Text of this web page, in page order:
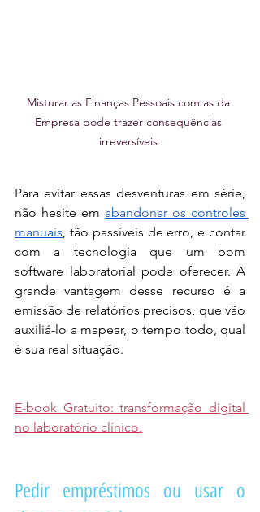
Misturar as Finanças Pessoais com as da
Empresa pode trazer consequências
irreversíveis.
Para evitar essas desventuras em série,
não hesite em abandonar os controles
manuais , tão passíveis de erro, e contar
com a tecnologia que um bom
software laboratorial pode oferecer. A
grande vantagem desse recurso é a
emissão de relatórios precisos, que vão
auxiliá-lo a mapear, o tempo todo, qual
é sua real situação.
E-book Gratuito: transformação digital
no laboratório clínico.
Pedir empréstimos ou usar o